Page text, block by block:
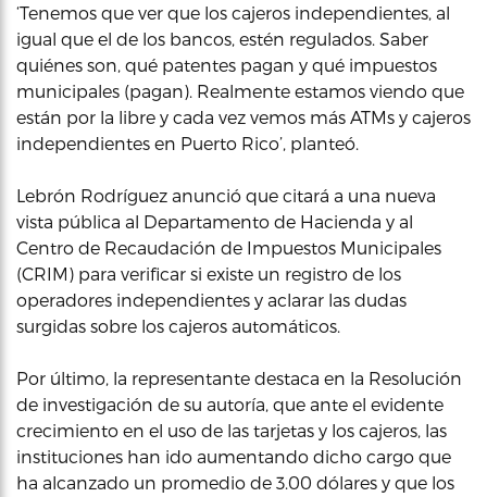
‘Tenemos que ver que los cajeros independientes, al
igual que el de los bancos, estén regulados. Saber
quiénes son, qué patentes pagan y qué impuestos
municipales (pagan). Realmente estamos viendo que
están por la libre y cada vez vemos más ATMs y cajeros
independientes en Puerto Rico’, planteó.
Lebrón Rodríguez anunció que citará a una nueva
vista pública al Departamento de Hacienda y al
Centro de Recaudación de Impuestos Municipales
(CRIM) para verificar si existe un registro de los
operadores independientes y aclarar las dudas
surgidas sobre los cajeros automáticos.
Por último, la representante destaca en la Resolución
de investigación de su autoría, que ante el evidente
crecimiento en el uso de las tarjetas y los cajeros, las
instituciones han ido aumentando dicho cargo que
ha alcanzado un promedio de 3.00 dólares y que los